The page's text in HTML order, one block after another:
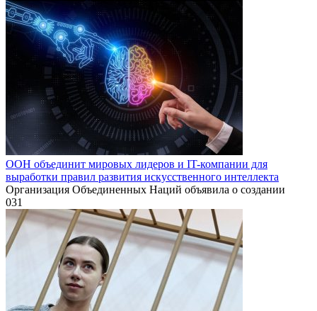
ООН объединит мировых лидеров и IT-компании для
выработки правил развития искусственного интеллекта
Организация Объединенных Наций объявила о создании
031